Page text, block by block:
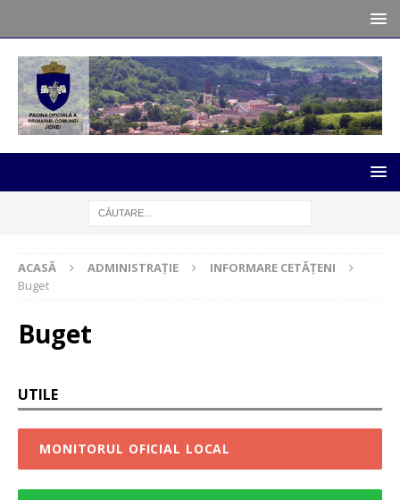
ACASĂ ADMINISTRAȚIE
INFORMARE CETĂȚENI
Buget
Buget
UTILE
MONITORUL OFICIAL LOCAL